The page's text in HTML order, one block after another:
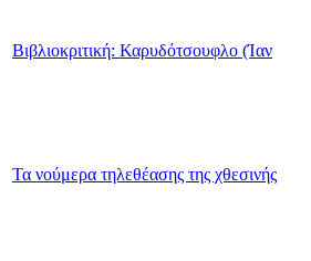
Βιβλιοκριτική: Καρυδότσουφλο (Ίαν
Τα νούμερα τηλεθέασης της χθεσινής